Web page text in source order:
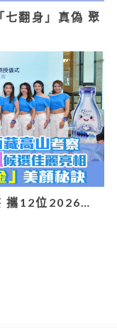
七翻身」真偽 聚
攜12位2026…